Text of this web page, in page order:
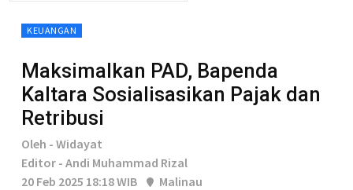
KEUANGAN
Maksimalkan PAD, Bapenda
Kaltara Sosialisasikan Pajak dan
Retribusi
Oleh - Widayat
Editor - Andi Muhammad Rizal
20 Feb 2025 18:18 WIB
Malinau